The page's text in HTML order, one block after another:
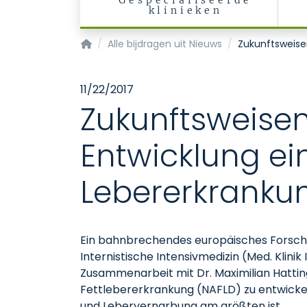
klinieken
Startpagina
Alle bijdragen uit Nieuws
11/22/2017
Entwicklung
Ein bahnbrechendes europäisches
Internistische Intensivmedizin (Med.
Zusammenarbeit mit Dr. Maximilian
Fettlebererkrankung (NAFLD) zu